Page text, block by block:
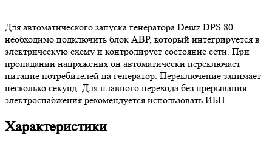
Для автоматического запуска генератора Deutz DPS 80
необходимо подключить блок АВР, который интегрируется в
электрическую схему и контролирует состояние сети. При
пропадании напряжения он автоматически переключает
питание потребителей на генератор. Переключение занимает
несколько секунд. Для плавного перехода без прерывания
электроснабжения рекомендуется использовать ИБП.
Характеристики